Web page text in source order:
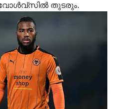
തുടരും.